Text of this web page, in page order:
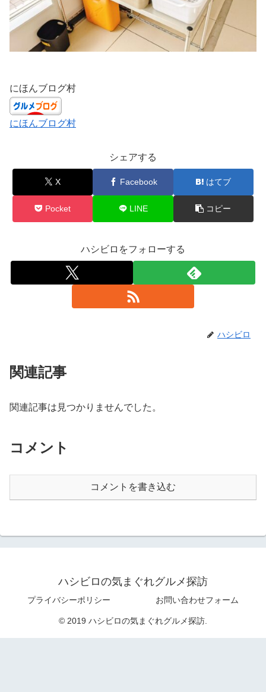
にほんブログ村
にほんブログ村
シェアする
X Facebook はてブ
Pocket LINE コピー
ハシビロをフォローする
ハシビロ
関連記事
関連記事は見つかりませんでした。
コメント
コメントを書き込む
ハシビロの気まぐれグルメ探訪
プライバシーポリシー お問い合わせフォーム
© 2019 ハシビロの気まぐれグルメ探訪.